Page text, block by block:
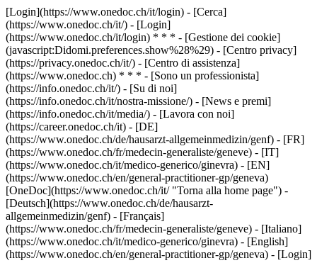
[Login](https://www.onedoc.ch/it/login) - [Cerca]
(https://www.onedoc.ch/it/) - [Login]
(https://www.onedoc.ch/it/login) * * * - [Gestione dei cookie]
(javascript:Didomi.preferences.show%28%29) - [Centro privacy]
(https://privacy.onedoc.ch/it/) - [Centro di assistenza]
(https://www.onedoc.ch) * * * - [Sono un professionista]
(https://info.onedoc.ch/it/) - [Su di noi]
(https://info.onedoc.ch/it/nostra-missione/) - [News e premi]
(https://info.onedoc.ch/it/media/) - [Lavora con noi]
(https://career.onedoc.ch/it) - [DE]
(https://www.onedoc.ch/de/hausarzt-allgemeinmedizin/genf) - [FR]
(https://www.onedoc.ch/fr/medecin-generaliste/geneve) - [IT]
(https://www.onedoc.ch/it/medico-generico/ginevra) - [EN]
(https://www.onedoc.ch/en/general-practitioner-gp/geneva)
[OneDoc](https://www.onedoc.ch/it/ "Torna alla home page") -
[Deutsch](https://www.onedoc.ch/de/hausarzt-
allgemeinmedizin/genf) - [Français]
(https://www.onedoc.ch/fr/medecin-generaliste/geneve) - [Italiano]
(https://www.onedoc.ch/it/medico-generico/ginevra) - [English]
(https://www.onedoc.ch/en/general-practitioner-gp/geneva) - [Login]